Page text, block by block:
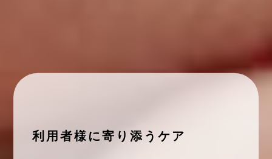
利用者様に寄り添うケア